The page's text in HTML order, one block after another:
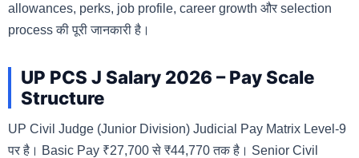
allowances, perks, job profile, career growth और selection
process की पूरी जानकारी है।
UP PCS J Salary 2026 – Pay Scale
Structure
UP Civil Judge (Junior Division) Judicial Pay Matrix Level-9
पर है। Basic Pay ₹27,700 से ₹44,770 तक है। Senior Civil